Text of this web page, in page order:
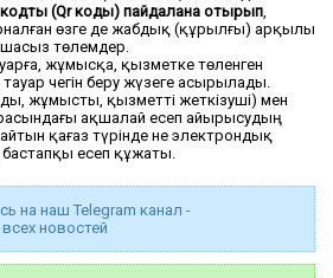
(Qr коды) пайдалана отырып,
өзге де жабдық (құрылғы) арқылы
төлемдер.
жұмысқа, қызметке төленген
чегін беру жүзеге асырылады.
жұмысты, қызметті жеткізуші) мен
ақшалай есеп айырысудың
қағаз түрінде не электрондық
есеп құжаты.
на наш Telegram канал -
новостей